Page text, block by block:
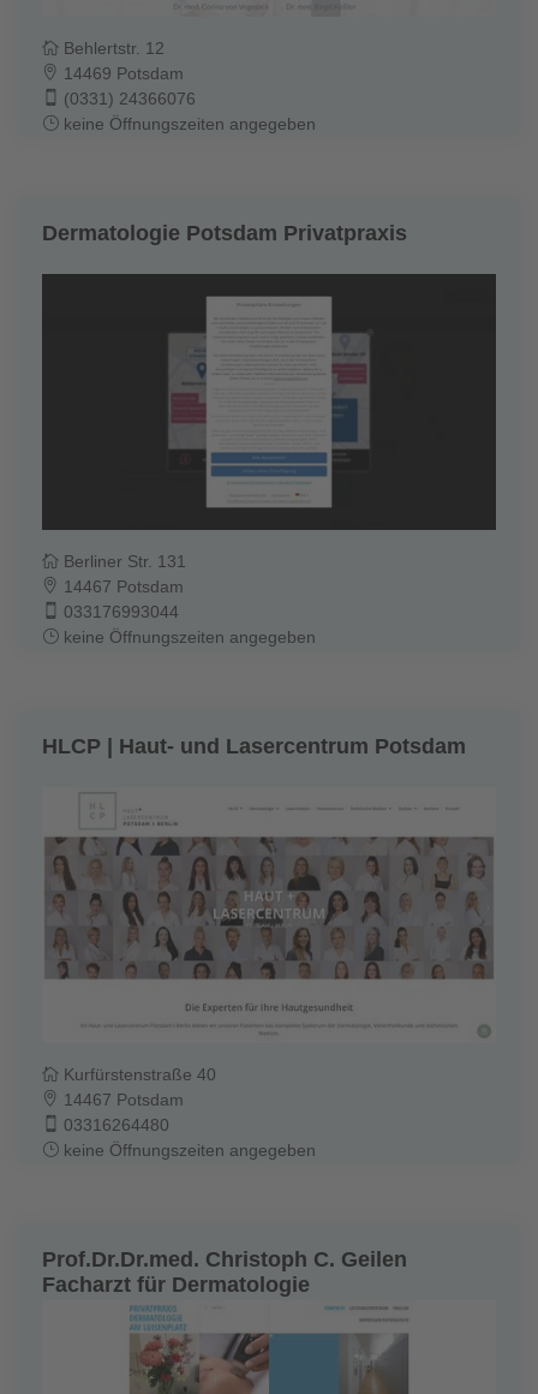
Behlertstr. 12
14469 Potsdam
(0331) 24366076
keine Öffnungszeiten angegeben
Dermatologie Potsdam Privatpraxis
Berliner Str. 131
14467 Potsdam
033176993044
keine Öffnungszeiten angegeben
HLCP | Haut- und Lasercentrum Potsdam
Kurfürstenstraße 40
14467 Potsdam
03316264480
keine Öffnungszeiten angegeben
Prof.Dr.Dr.med. Christoph C. Geilen
Facharzt für Dermatologie